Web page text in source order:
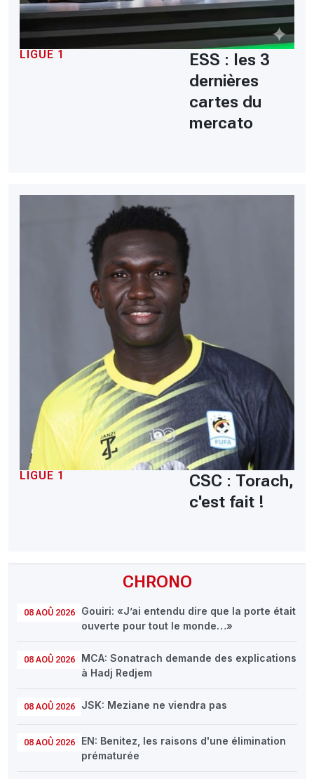
CHRONO
08 AOÛ 2026
Gouiri: «J’ai entendu dire que la porte était
ouverte pour tout le monde…»
08 AOÛ 2026
MCA: Sonatrach demande des explications
à Hadj Redjem
08 AOÛ 2026 JSK: Meziane ne viendra pas
08 AOÛ 2026
EN: Benitez, les raisons d'une élimination
prématurée
LIGUE 1
ESS : les 3
dernières
cartes du
mercato
LIGUE 1
CSC : Torach,
c'est fait !